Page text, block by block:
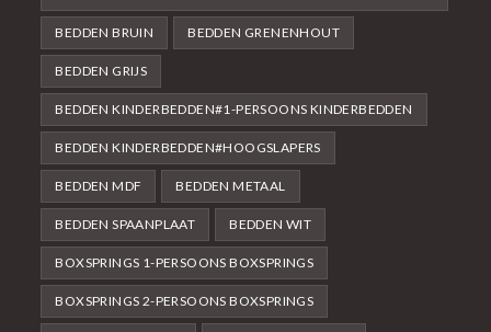
BEDDEN BRUIN BEDDEN GRENENHOUT
BEDDEN GRIJS
BEDDEN KINDERBEDDEN#1-PERSOONS KINDERBEDDEN
BEDDEN KINDERBEDDEN#HOOGSLAPERS
BEDDEN MDF BEDDEN METAAL
BEDDEN SPAANPLAAT BEDDEN WIT
BOXSPRINGS 1-PERSOONS BOXSPRINGS
BOXSPRINGS 2-PERSOONS BOXSPRINGS